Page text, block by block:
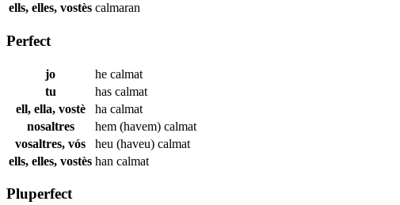
ells, elles, vostès calmaran
Perfect
jo he calmat
tu
has calmat
ell, ella, vostè
ha calmat
nosaltres
hem (havem) calmat
vosaltres, vós
heu (haveu) calmat
ells, elles, vostès han calmat
Pluperfect